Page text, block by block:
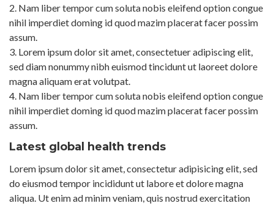
Nam liber tempor cum soluta nobis eleifend option congue
nihil imperdiet doming id quod mazim placerat facer possim
assum.
Lorem ipsum dolor sit amet, consectetuer adipiscing elit,
sed diam nonummy nibh euismod tincidunt ut laoreet dolore
magna aliquam erat volutpat.
Nam liber tempor cum soluta nobis eleifend option congue
nihil imperdiet doming id quod mazim placerat facer possim
assum.
Latest global health trends
Lorem ipsum dolor sit amet, consectetur adipisicing elit, sed
do eiusmod tempor incididunt ut labore et dolore magna
aliqua. Ut enim ad minim veniam, quis nostrud exercitation